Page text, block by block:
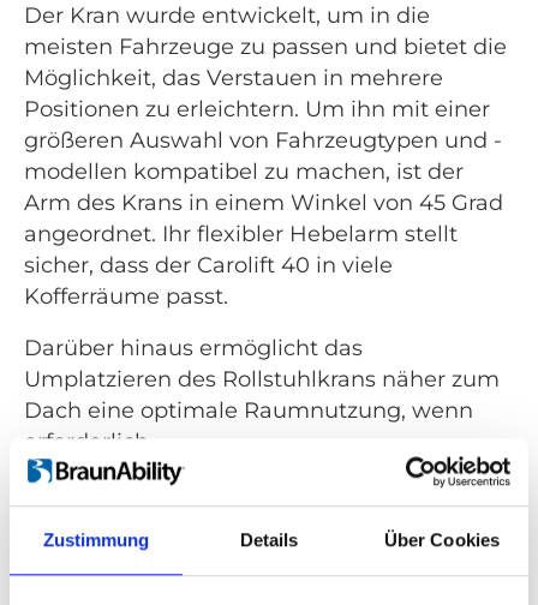
Zustimmung Details Über Cookies
Der Kran wurde entwickelt, um in die
meisten Fahrzeuge zu passen und bietet die
Möglichkeit, das Verstauen in mehrere
Positionen zu erleichtern. Um ihn mit einer
größeren Auswahl von Fahrzeugtypen und -
modellen kompatibel zu machen, ist der
Arm des Krans in einem Winkel von 45 Grad
angeordnet. Ihr flexibler Hebelarm stellt
sicher, dass der Carolift 40 in viele
Kofferräume passt.
Darüber hinaus ermöglicht das
Umplatzieren des Rollstuhlkrans näher zum
Dach eine optimale Raumnutzung, wenn
erforderlich.
Vereinfachtes Verstauen von